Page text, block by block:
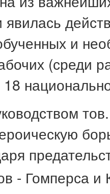
явилась
и
(среди
- Гомперса и